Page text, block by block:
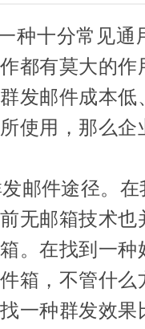
种十分常见通
都有莫大的
发邮件成本
使用，那么
邮件途径。在
无邮箱技术
。在找到一
箱，不管什
一种群发效